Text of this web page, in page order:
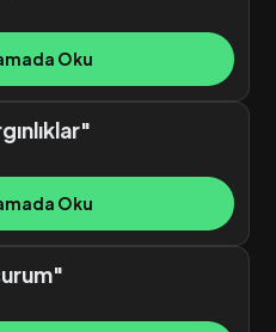
Oku
Oku